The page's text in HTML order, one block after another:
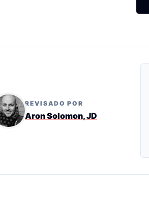
REVISADO POR
Aron Solomon, JD